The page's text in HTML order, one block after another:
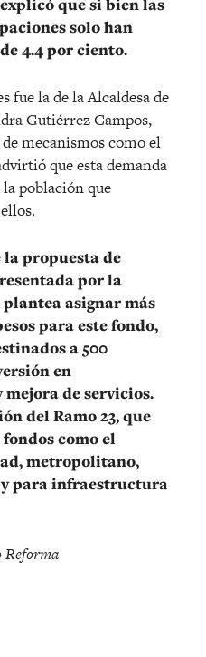
que si bien las
solo han
4.4 por ciento.
fue la de la Alcaldesa de
Gutiérrez Campos,
mecanismos como el
que esta demanda
población que
propuesta de
por la
asignar más
para este fondo,
a 500
en
de servicios.
del Ramo 23, que
como el
metropolitano,
para infraestructura